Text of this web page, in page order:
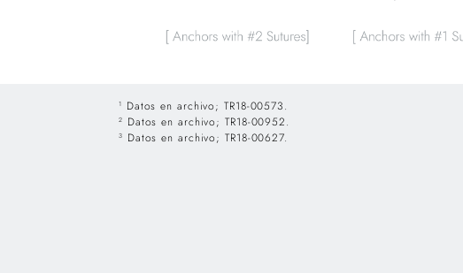
1 Datos en archivo; TR18-00573.
2 Datos en archivo; TR18-00952.
3 Datos en archivo; TR18-00627.